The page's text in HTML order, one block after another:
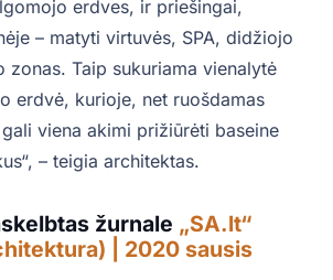
erdves, ir priešingai,
– matyti virtuvės, SPA, didžiojo
zonas. Taip sukuriama vienalytė
erdvė, kurioje, net ruošdamas
viena akimi prižiūrėti baseine
– teigia architektas.
žurnale „SA.lt“
| 2020 sausis